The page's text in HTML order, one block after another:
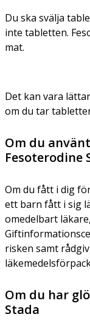
Du ska svälja
inte tabletten.
mat.
Det kan vara
om du tar
Om du
Fesoterodine
Om du fått i dig
ett barn fått i sig
omedelbart
risken samt
Om du har
Stada